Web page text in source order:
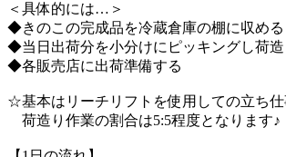
＜具体的には…＞
◆きのこの完成品を冷蔵倉庫の棚に収める
◆当日出荷分を小分けにピッキングし荷造
◆各販売店に出荷準備する
☆基本はリーチリフトを使用しての立ち仕
荷造り作業の割合は5:5程度となります♪